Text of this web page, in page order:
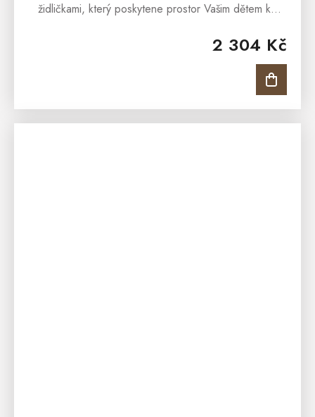
2 304 Kč
židličkami, který poskytene prostor Vašim dětem ke